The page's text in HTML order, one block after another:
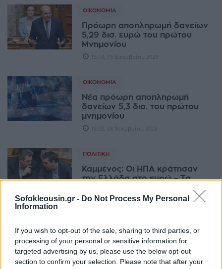
Sofokleousin.gr - Do Not Process My Personal
Information
If you wish to opt-out of the sale, sharing to third parties, or
processing of your personal or sensitive information for
targeted advertising by us, please use the below opt-out
section to confirm your selection. Please note that after your
ΟΙΚΟΝΟΜΊΑ
Πρόωρη αποπληρωμή δανείων
5,29 δισ. ευρώ του πρώτου
Μνημονίου
15:19, 15 Δεκεμβρίου 2023
ΟΙΚΟΝΟΜΊΑ
Νέα πρόωρη αποπληρωμή
δανείων 5,3 δισ. του πρώτου
μνημονίου
15:22, 28 Νοεμβρίου 2023
ΠΟΛΙΤΙΚΉ
Καμμένος: Οι ΗΠΑ κράτησαν
την Ελλάδα στο ευρώ – Τα
01:40, 06 Ιουλίου 2023
Η Ελλάδα αποπληρώνει
νωρίτερα μνημονιακά δάνεια
από την Ευρωζώνη